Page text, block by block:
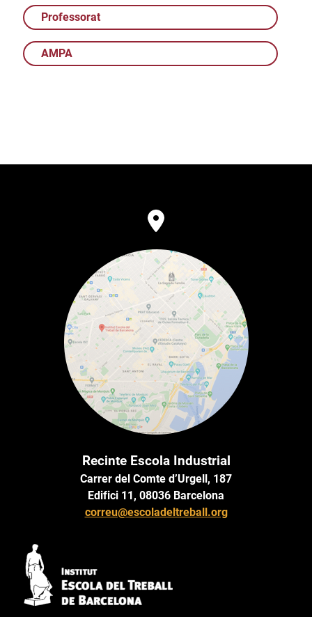
Professorat
AMPA
Recinte Escola Industrial
Carrer del Comte d’Urgell, 187
Edifici 11, 08036 Barcelona
correu@escoladeltreball.org